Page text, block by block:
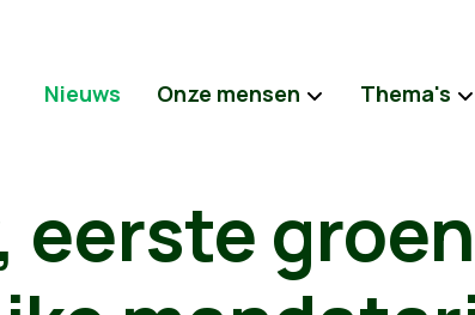
Nieuws Onze mensen Thema's
eerste